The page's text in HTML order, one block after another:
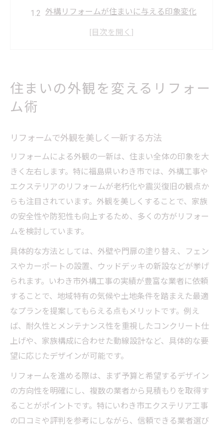
外構リフォームが住まいに与える印象変化
リフォーム成功のポイントと注意点解説
リフォームで庭や駐車場の利便性向上へ
リフォーム事例から学ぶ理想の外構づくり
外構リフォームなら利便性も安心も両立
リフォームで叶える安心と使いやすさの両
立
リフォーム後のメンテナンスも簡単にする
コツ
利便性と美観を兼ね備えた外構のリフォー
ム術
口コミで選ぶ安心のリフォーム業者とは
美観と機能を高めるリフォームの選び方
リフォームで美観を保つための工夫と選択
肢
機能性重視のエクステリアリフォーム提案
リフォーム業者選びで重視すべきポイント
住まいの外観を変えるリフォー
ム術
リフォームで外観を美しく一新する方法
リフォームによる外観の一新は、住まい全体の印象を大
きく左右します。特に福島県いわき市では、外構工事や
エクステリアのリフォームが老朽化や震災復旧の観点か
らも注目されています。外観を美しくすることで、家族
の安全性や防犯性も向上するため、多くの方がリフォー
ムを検討しています。
具体的な方法としては、外壁や門扉の塗り替え、フェン
スやカーポートの設置、ウッドデッキの新設などが挙げ
られます。いわき市外構工事の実績が豊富な業者に依頼
することで、地域特有の気候や土地条件を踏まえた最適
なプランを提案してもらえる点もメリットです。例え
ば、耐久性とメンテナンス性を重視したコンクリート仕
上げや、家族構成に合わせた動線設計など、具体的な要
望に応じたデザインが可能です。
リフォームを進める際は、まず予算と希望するデザイン
の方向性を明確にし、複数の業者から見積もりを取得す
ることがポイントです。特にいわき市エクステリア工事
の口コミや評判を参考にしながら、信頼できる業者選び